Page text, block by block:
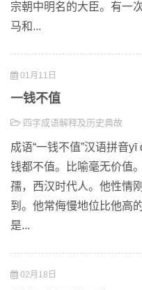
宗朝中明名的大臣。有一
马和...
01月11日
一钱不值
四字成语解释及历史典故
成语“一钱不值”汉语拼音yī
钱都不值。比喻毫无价值
孺，西汉时代人。他性情
到。他常侮慢地位比他高
是...
02月18日